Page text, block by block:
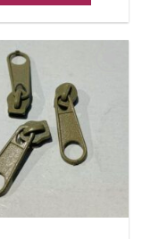
Auf die
Wunschliste